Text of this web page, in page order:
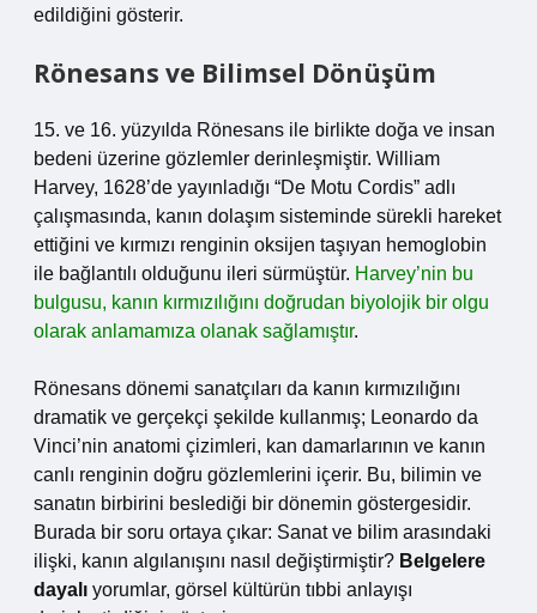
edildiğini gösterir.
Rönesans ve Bilimsel Dönüşüm
15. ve 16. yüzyılda Rönesans ile birlikte doğa ve insan
bedeni üzerine gözlemler derinleşmiştir. William
Harvey, 1628’de yayınladığı “De Motu Cordis” adlı
çalışmasında, kanın dolaşım sisteminde sürekli hareket
ettiğini ve kırmızı renginin oksijen taşıyan hemoglobin
ile bağlantılı olduğunu ileri sürmüştür. Harvey’nin bu
bulgusu, kanın kırmızılığını doğrudan biyolojik bir olgu
olarak anlamamıza olanak sağlamıştır.
Rönesans dönemi sanatçıları da kanın kırmızılığını
dramatik ve gerçekçi şekilde kullanmış; Leonardo da
Vinci’nin anatomi çizimleri, kan damarlarının ve kanın
canlı renginin doğru gözlemlerini içerir. Bu, bilimin ve
sanatın birbirini beslediği bir dönemin göstergesidir.
Burada bir soru ortaya çıkar: Sanat ve bilim arasındaki
ilişki, kanın algılanışını nasıl değiştirmiştir? Belgelere
dayalı yorumlar, görsel kültürün tıbbi anlayışı